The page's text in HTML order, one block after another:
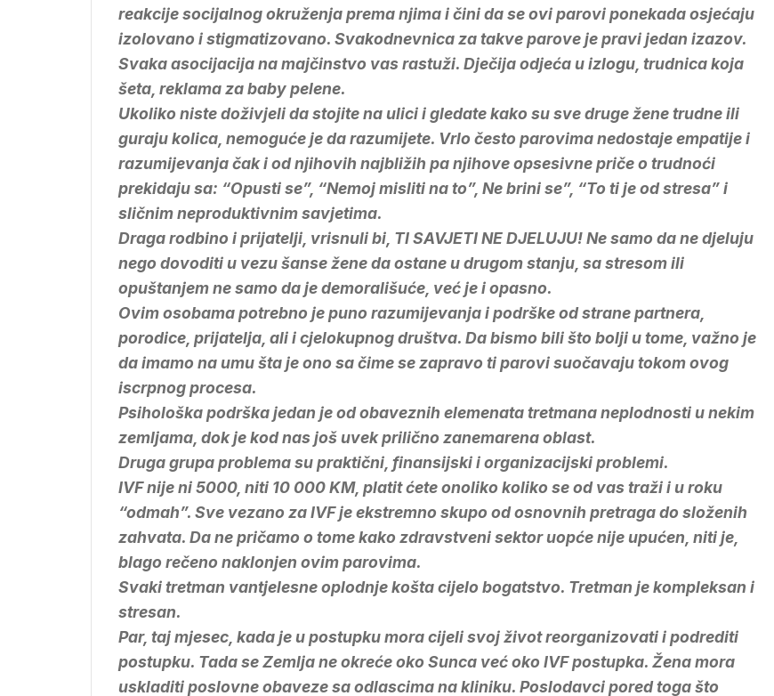
reakcije socijalnog okruženja prema njima i čini da se ovi parovi ponekada osjećaju
izolovano i stigmatizovano. Svakodnevnica za takve parove je pravi jedan izazov.
Svaka asocijacija na majčinstvo vas rastuži. Dječija odjeća u izlogu, trudnica koja
šeta, reklama za baby pelene.
Ukoliko niste doživjeli da stojite na ulici i gledate kako su sve druge žene trudne ili
guraju kolica, nemoguće je da razumijete. Vrlo često parovima nedostaje empatije i
razumijevanja čak i od njihovih najbližih pa njihove opsesivne priče o trudnoći
prekidaju sa: “Opusti se”, “Nemoj misliti na to”, Ne brini se”, “To ti je od stresa” i
sličnim neproduktivnim savjetima.
Draga rodbino i prijatelji, vrisnuli bi, TI SAVJETI NE DJELUJU! Ne samo da ne djeluju
nego dovoditi u vezu šanse žene da ostane u drugom stanju, sa stresom ili
opuštanjem ne samo da je demorališuće, već je i opasno.
Ovim osobama potrebno je puno razumijevanja i podrške od strane partnera,
porodice, prijatelja, ali i cjelokupnog društva. Da bismo bili što bolji u tome, važno je
da imamo na umu šta je ono sa čime se zapravo ti parovi suočavaju tokom ovog
iscrpnog procesa.
Psihološka podrška jedan je od obaveznih elemenata tretmana neplodnosti u nekim
zemljama, dok je kod nas još uvek prilično zanemarena oblast.
Druga grupa problema su praktični, finansijski i organizacijski problemi.
IVF nije ni 5000, niti 10 000 KM, platit ćete onoliko koliko se od vas traži i u roku
“odmah”. Sve vezano za IVF je ekstremno skupo od osnovnih pretraga do složenih
zahvata. Da ne pričamo o tome kako zdravstveni sektor uopće nije upućen, niti je,
blago rečeno naklonjen ovim parovima.
Svaki tretman vantjelesne oplodnje košta cijelo bogatstvo. Tretman je kompleksan i
stresan.
Par, taj mjesec, kada je u postupku mora cijeli svoj život reorganizovati i podrediti
postupku. Tada se Zemlja ne okreće oko Sunca već oko IVF postupka. Žena mora
uskladiti poslovne obaveze sa odlascima na kliniku. Poslodavci pored toga što